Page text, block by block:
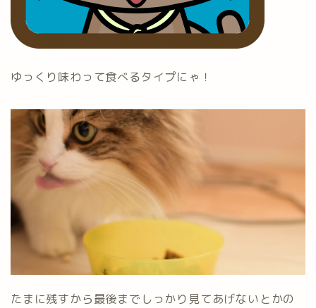
ゆっくり味わって食べるタイプにゃ！
たまに残すから最後までしっかり見てあげないとかの